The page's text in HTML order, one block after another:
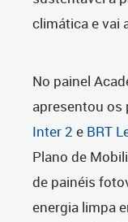
climática e vai
No painel
apresentou os
Inter 2 e BRT
Plano de
de painéis
energia limpa